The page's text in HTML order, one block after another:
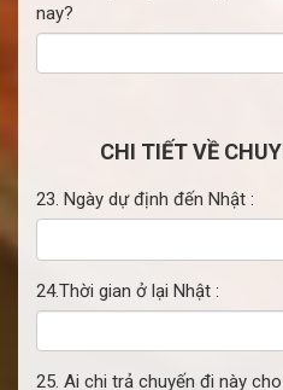
nay?
CHI TIẾT VỀ
23. Ngày dự định đến Nhật :
24.Thời gian ở lại Nhật :
25. Ai chi trả chuyến đi này